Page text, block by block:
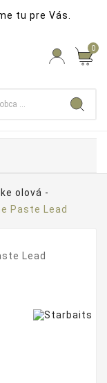
tu pre Vás.
0
olová -
Paste Lead